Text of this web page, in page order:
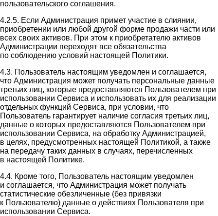
пользовательского соглашения.
4.2.5. Если Администрация примет участие в слиянии,
приобретении или любой другой форме продажи части или
всех своих активов. При этом к приобретателю активов
Администрации переходят все обязательства
по соблюдению условий настоящей Политики.
4.3. Пользователь настоящим уведомлен и соглашается,
что Администрация может получать персональные данные
третьих лиц, которые предоставляются Пользователем при
использовании Сервиса и использовать их для реализации
отдельных функций Сервиса, при условии, что
Пользователь гарантирует наличие согласия третьих лиц,
данные о которых предоставляются Пользователем при
использовании Сервиса, на обработку Администрацией,
в целях, предусмотренных настоящей Политикой, а также
на передачу таких данных в случаях, перечисленных
в настоящей Политике.
4.4. Кроме того, Пользователь настоящим уведомлен
и соглашается, что Администрация может получать
статистические обезличенные (без привязки
к Пользователю) данные о действиях Пользователя при
использовании Сервиса.